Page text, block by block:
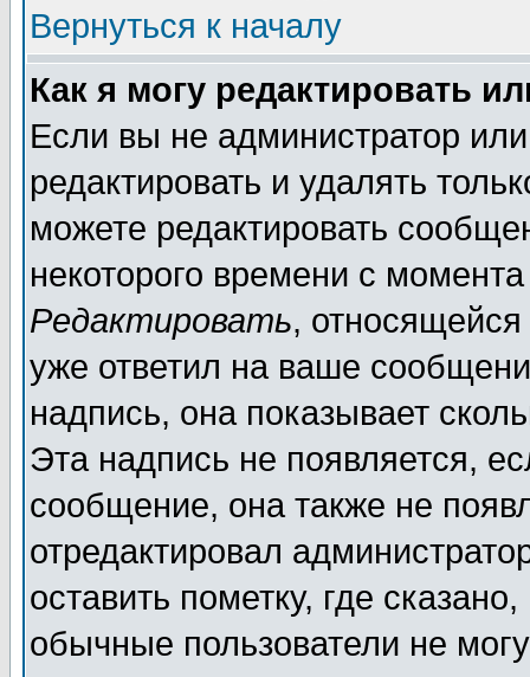
Вернуться к началу
Как я могу редактировать
Если вы не администратор
редактировать и удалять
можете редактировать
некоторого времени с
Редактировать,
уже ответил на ваше
надпись, она показывает
Эта надпись не появляется,
сообщение, она также не
отредактировал
оставить пометку, где
обычные пользователи не